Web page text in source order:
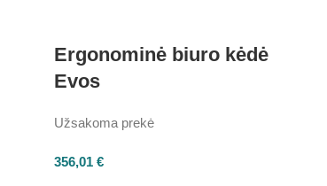
Ergonominė biuro kėdė
Evos
Užsakoma prekė
356,01 €